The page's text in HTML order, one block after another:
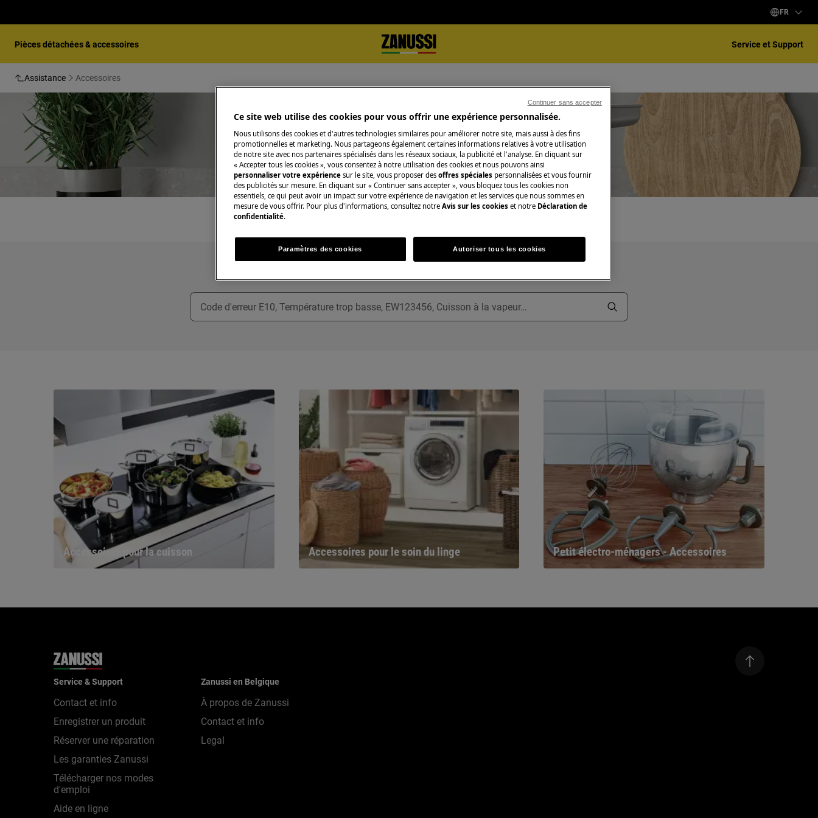
FR
Pièces détachées & accessoires Service et Support
Assistance Accessoires
Soutien pour Accessoires
Accessoires pour la cuisson Accessoires pour le soin du linge Petit électro-ménagers - Accessoires
Service & Support
Contact et info
Enregistrer un produit
Réserver une réparation
Les garanties Zanussi
Télécharger nos modes
d'emploi
Aide en ligne
Zanussi en Belgique
À propos de Zanussi
Contact et info
Legal
Ce site web utilise des cookies pour vous offrir une expérience personnalisée.
Nous utilisons des cookies et d'autres technologies similaires pour améliorer notre site, mais aussi à des fins
promotionnelles et marketing. Nous partageons également certaines informations relatives à votre utilisation
de notre site avec nos partenaires spécialisés dans les réseaux sociaux, la publicité et l'analyse. En cliquant sur
« Accepter tous les cookies », vous consentez à notre utilisation des cookies et nous pouvons ainsi
personnaliser votre expérience sur le site, vous proposer des offres spéciales personnalisées et vous fournir
des publicités sur mesure. En cliquant sur « Continuer sans accepter », vous bloquez tous les cookies non
essentiels, ce qui peut avoir un impact sur votre expérience de navigation et les services que nous sommes en
mesure de vous offrir. Pour plus d'informations, consultez notre Avis sur les cookies et notre Déclaration de
confidentialité.
Paramètres des cookies Autoriser tous les cookies
Continuer sans accepter